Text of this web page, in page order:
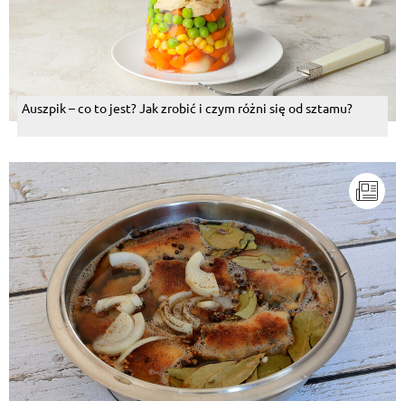
Auszpik – co to jest? Jak zrobić i czym różni się od sztamu?